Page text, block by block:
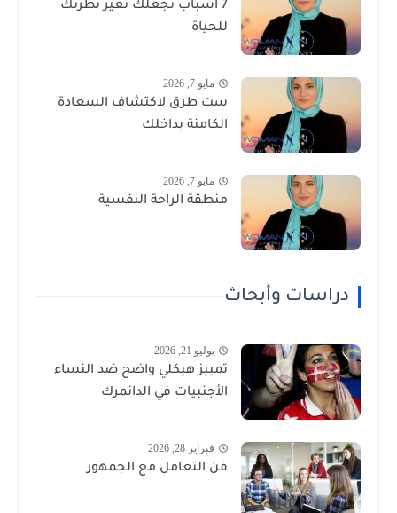
7 أسباب تجعلك تغير نظرتك
للحياة
مايو 7, 2026
ست طرق لاكتشاف السعادة
الكامنة بداخلك
مايو 7, 2026
منطقة الراحة النفسية
دراسات وأبحاث
يوليو 21, 2026
تمييز هيكلي واضح ضد النساء
الأجنبيات في الدانمرك
فبراير 28, 2026
فن التعامل مع الجمهور